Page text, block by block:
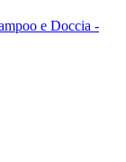
e Doccia -